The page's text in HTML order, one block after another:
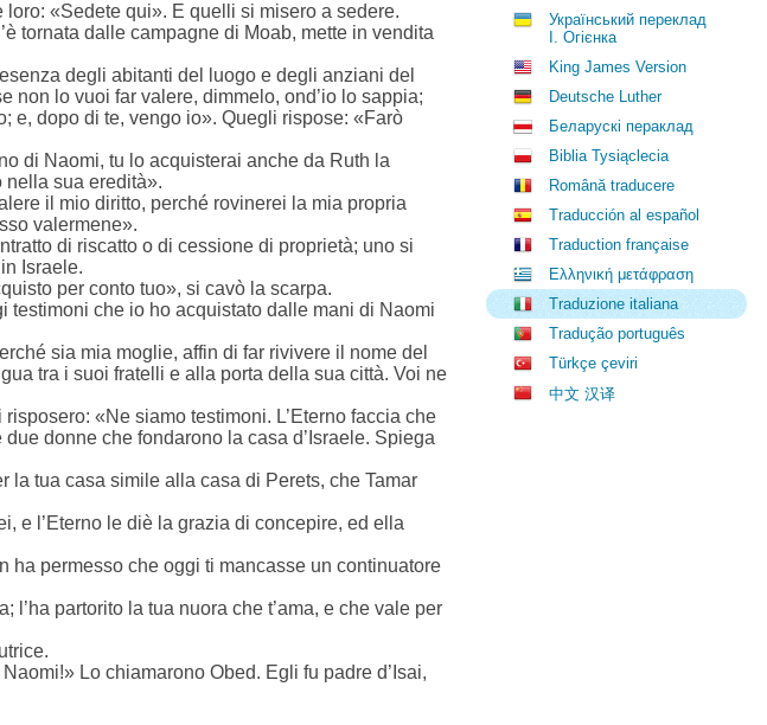
«Sedete qui». E quelli si misero a sedere.
tornata dalle campagne di Moab, mette in vendita
degli abitanti del luogo e degli anziani del
non lo vuoi far valere, dimmelo, ond’io lo sappia;
e, dopo di te, vengo io». Quegli rispose: «Farò
di Naomi, tu lo acquisterai anche da Ruth la
nella sua eredità».
il mio diritto, perché rovinerei la mia propria
valermene».
di riscatto o di cessione di proprietà; uno si
Israele.
per conto tuo», si cavò la scarpa.
che io ho acquistato dalle mani di Naomi
sia mia moglie, affin di far rivivere il nome del
tra i suoi fratelli e alla porta della sua città. Voi ne
«Ne siamo testimoni. L’Eterno faccia che
donne che fondarono la casa d’Israele. Spiega
la tua casa simile alla casa di Perets, che Tamar
e l’Eterno le diè la grazia di concepire, ed ella
ha permesso che oggi ti mancasse un continuatore
partorito la tua nuora che t’ama, e che vale per
Lo chiamarono Obed. Egli fu padre d’Isai,
Український переклад
І. Огієнка
King James Version
Deutsche Luther
Беларускі пераклад
Biblia Tysiąclecia
Română traducere
Traducción al español
Traduction française
Ελληνική μετάφραση
Traduzione italiana
Tradução português
Türkçe çeviri
中文 汉译